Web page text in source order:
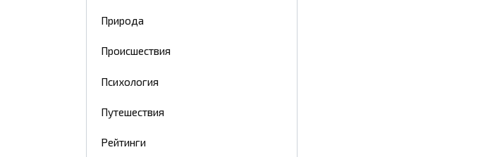
Природа
Происшествия
Психология
Путешествия
Рейтинги